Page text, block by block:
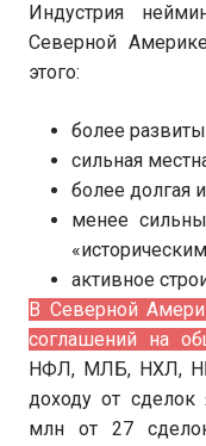
Индустрия
Северной
этого:
более
сильная
более долгая
менее
активное
В Северной
соглашений на
НФЛ, МЛБ, НХЛ,
доходу от
млн от 27